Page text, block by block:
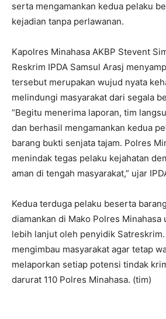
serta mengamankan kedua pelaku
kejadian tanpa perlawanan.
Kapolres Minahasa AKBP Stevent
Reskrim IPDA Samsul Arasj
tersebut merupakan wujud nyata
melindungi masyarakat dari segala
“Begitu menerima laporan, tim
dan berhasil mengamankan kedua
barang bukti senjata tajam. Polres
menindak tegas pelaku kejahatan
aman di tengah masyarakat,” ujar
Kedua terduga pelaku beserta
diamankan di Mako Polres
lebih lanjut oleh penyidik
mengimbau masyarakat agar tetap
melaporkan setiap potensi tindak
darurat 110 Polres Minahasa. (tim)